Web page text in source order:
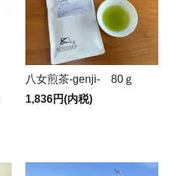
八女煎茶-genji- 80ｇ
1,836円(内税)